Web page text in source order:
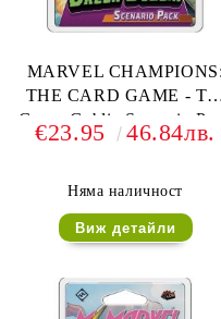
MARVEL CHAMPIONS:
THE CARD GAME -
Green Goblin Scenario
€23.95 46.84лв.
Няма наличност
Виж детайли